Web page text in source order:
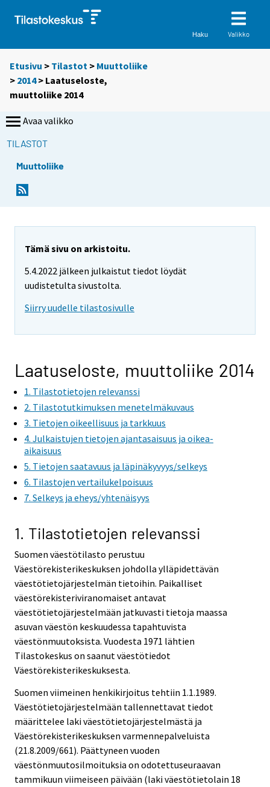
Haku Valikko
Etusivu > Tilastot > Muuttoliike
> 2014> Laatuseloste,
muuttoliike 2014
Avaa valikko
TILASTOT
Muuttoliike
Tämä sivu on arkistoitu.
5.4.2022 jälkeen julkaistut tiedot löydät
uudistetulta sivustolta.
Siirry uudelle tilastosivulle
Laatuseloste, muuttoliike 2014
1. Tilastotietojen relevanssi
2. Tilastotutkimuksen menetelmäkuvaus
3. Tietojen oikeellisuus ja tarkkuus
4. Julkaistujen tietojen ajantasaisuus ja oikea-
aikaisuus
5. Tietojen saatavuus ja läpinäkyvyys/selkeys
6. Tilastojen vertailukelpoisuus
7. Selkeys ja eheys/yhtenäisyys
1. Tilastotietojen relevanssi
Suomen väestötilasto perustuu
Väestörekisterikeskuksen johdolla ylläpidettävän
väestötietojärjestelmän tietoihin. Paikalliset
väestörekisteriviranomaiset antavat
väestötietojärjestelmään jatkuvasti tietoja maassa
asuvan väestön keskuudessa tapahtuvista
väestönmuutoksista. Vuodesta 1971 lähtien
Tilastokeskus on saanut väestötiedot
Väestörekisterikeskuksesta.
Suomen viimeinen henkikirjoitus tehtiin 1.1.1989.
Väestötietojärjestelmään tallennettavat tiedot
määrittelee laki väestötietojärjestelmästä ja
Väestörekisterikeskuksen varmennepalveluista
(21.8.2009/661). Päättyneen vuoden
väestönmuutosilmoituksia on odotettuseuraavan
tammikuun viimeiseen päivään (laki väestötietolain 18